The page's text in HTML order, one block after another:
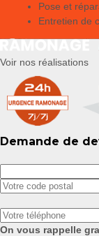
Pose et
Entretien de
Voir nos réalisations
Demande de
On vous rappelle